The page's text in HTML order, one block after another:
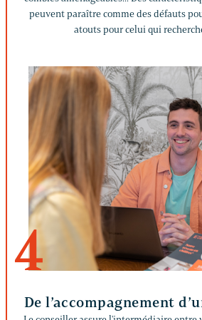
peuvent paraître comme des défauts
atouts pour celui qui
4
De l’accompagnement